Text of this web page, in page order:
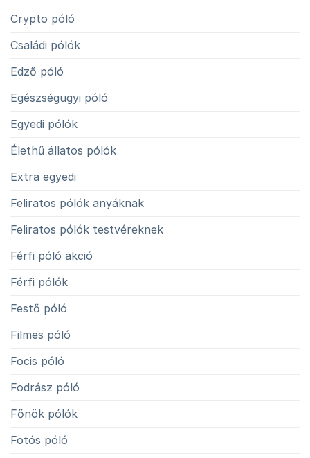
Crypto póló
Családi pólók
Edző póló
Egészségügyi póló
Egyedi pólók
Élethű állatos pólók
Extra egyedi
Feliratos pólók anyáknak
Feliratos pólók testvéreknek
Férfi póló akció
Férfi pólók
Festő póló
Filmes póló
Focis póló
Fodrász póló
Főnök pólók
Fotós póló